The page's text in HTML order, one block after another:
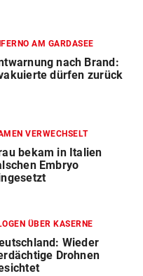
AM GARDASEE
nach Brand:
dürfen zurück
VERWECHSELT
bekam in Italien
Embryo
ÜBER KASERNE
Wieder
Drohnen